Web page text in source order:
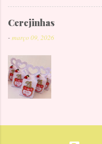
Cerejinhas
- março 09, 2026